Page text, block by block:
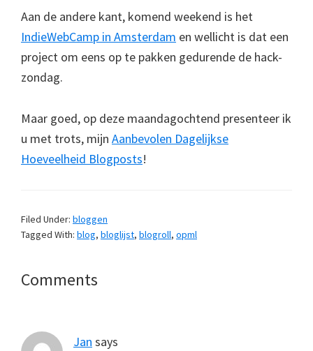
Aan de andere kant, komend weekend is het
IndieWebCamp in Amsterdam en wellicht is dat een
project om eens op te pakken gedurende de hack-
zondag.
Maar goed, op deze maandagochtend presenteer ik
u met trots, mijn Aanbevolen Dagelijkse
Hoeveelheid Blogposts!
Filed Under: bloggen
Tagged With: blog, bloglijst, blogroll, opml
Reader
Comments
Jan says